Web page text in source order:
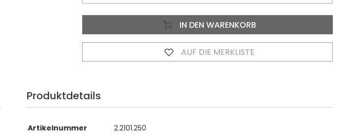
IN DEN WARENKORB
AUF DIE MERKLISTE
Produktdetails
Artikelnummer 2.2101.250